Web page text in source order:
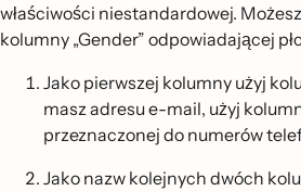
właściwości niestandardowej.
kolumny „Gender” odpowiadającej
Jako pierwszej kolumny użyj
masz adresu e-mail, użyj
przeznaczonej do numerów
Jako nazw kolejnych dwóch